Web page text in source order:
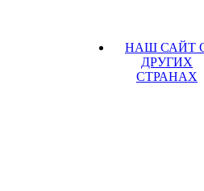
НАШ САЙТ
ДРУГИХ
СТРАНАХ